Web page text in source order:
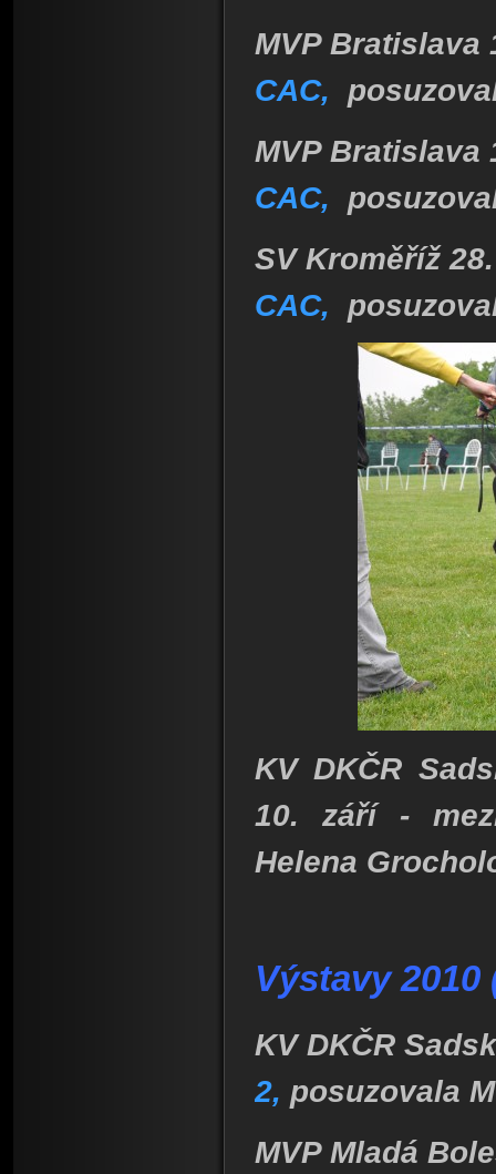
MVP
CAC,
MVP
CAC,
SV Kroměříž
CAC,
KV DKČR
10. září -
Helena
Výstavy 2010
KV DKČR
2, posuzovala
MVP Mladá